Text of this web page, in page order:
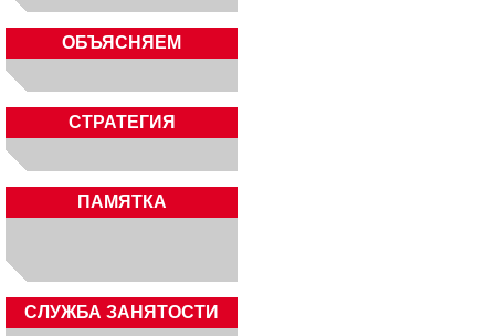
ОБЪЯСНЯЕМ
СТРАТЕГИЯ
ПАМЯТКА
CЛУЖБА ЗАНЯТОСТИ